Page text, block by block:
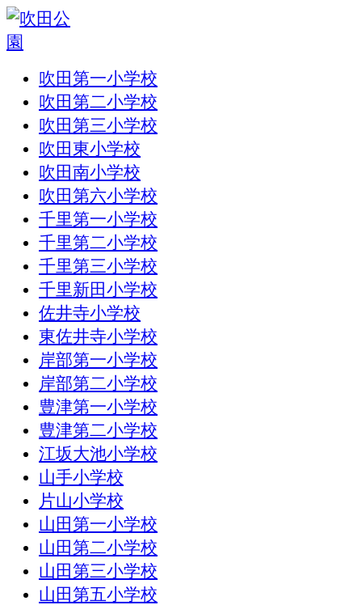
吹田第一小学校
吹田第二小学校
吹田第三小学校
吹田東小学校
吹田南小学校
吹田第六小学校
千里第一小学校
千里第二小学校
千里第三小学校
千里新田小学校
佐井寺小学校
東佐井寺小学校
岸部第一小学校
岸部第二小学校
豊津第一小学校
豊津第二小学校
江坂大池小学校
山手小学校
片山小学校
山田第一小学校
山田第二小学校
山田第三小学校
山田第五小学校